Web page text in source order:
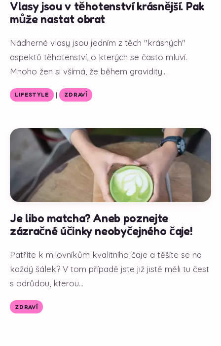
Vlasy jsou v těhotenství krásnější. Pak
může nastat obrat
Nádherné vlasy jsou jedním z těch "krásných"
aspektů těhotenství, o kterých se často mluví.
Mnoho žen si všímá, že během gravidity...
LIFESTYLE | ZDRAVÍ
Je libo matcha? Aneb poznejte
zázračné účinky neobyčejného čaje!
Patříte k milovníkům kvalitního čaje a těšíte se na
každý šálek? V tom případě jste již jistě měli tu čest
s odrůdou, kterou...
ZDRAVÍ